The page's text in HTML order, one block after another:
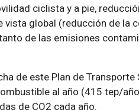
ciclista y a pie,
vista global (reducción de la
de las emisiones
de este Plan de
al año (415 tep/
de CO2 cada año.